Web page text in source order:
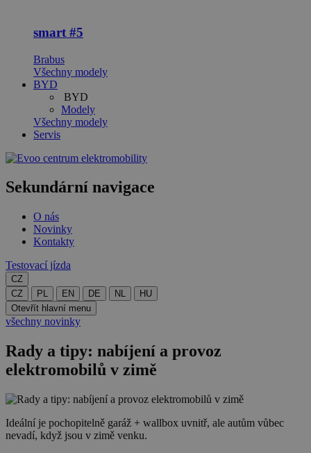
smart #5
Brabus
Všechny modely
BYD
BYD
Modely
Všechny modely
Servis
centrum elektromobility
Sekundární navigace
O nás
Novinky
Kontakty
Testovací jízda
CZ
CZ
PL EN DE NL
HU
Otevřít hlavní menu
všechny novinky
Rady a tipy: nabíjení a provoz
elektromobilů v zimě
Ideální je pochopitelně garáž + wallbox uvnitř, ale autům vůbec
nevadí, když jsou v zimě venku.